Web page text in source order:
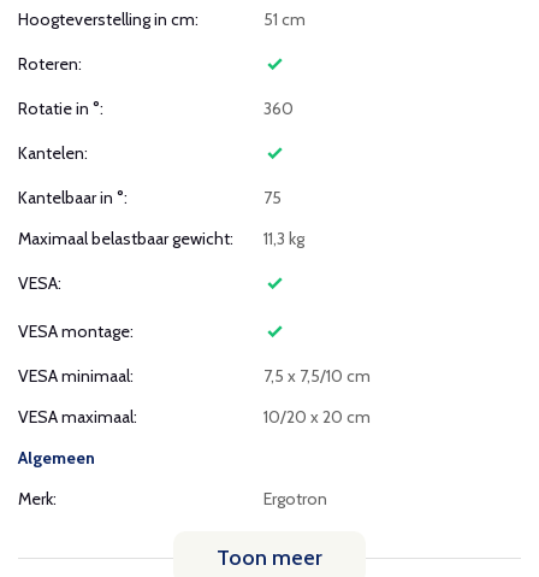
Hoogteverstelling in cm: 51 cm
Roteren:
Rotatie in °: 360
Kantelen:
Kantelbaar in °:
75
Maximaal belastbaar gewicht:
11,3 kg
VESA:
VESA montage:
VESA minimaal:
7,5 x 7,5/10 cm
VESA maximaal:
10/20 x 20 cm
Algemeen
Merk:
Ergotron
Toon meer